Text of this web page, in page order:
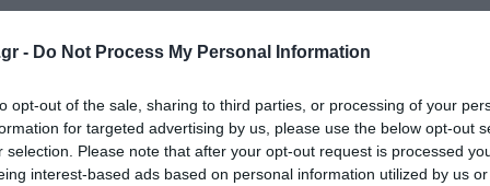
- Do Not Process My Personal Information
opt-out of the sale, sharing to third parties, or processing of your
for targeted advertising by us, please use the below opt-out
selection. Please note that after your opt-out request is processed
interest-based ads based on personal information utilized by us
των συνθηκών. Συνεπώς, η παραβίαση του
παραβίαση και αυτές οι απόπειρες
καθεστώτος. Αυτό το σημείο έχει επίσης τεθεί από